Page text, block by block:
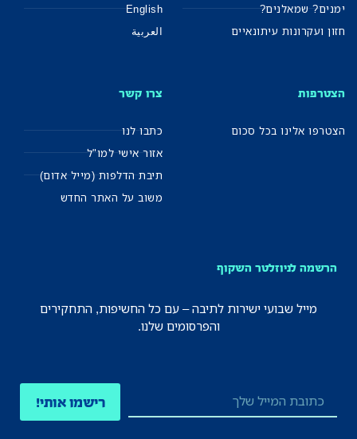
ימנים? שמאלנים?
חזון ועקרונות עיתונאיים
English
العربية
הצטרפות
הצטרפו אלינו בכל סכום
צרו קשר
כתבו לנו
אזור אישי למו"ל
תיבת הדלפות (מייל אדום)
משוב על האתר החדש
הרשמה לניוזלטר השקוף
מייל שבועי ישירות לתיבה – עם כל החשיפות, התחקירים
והפרסומים שלנו.
רישמו אותי!